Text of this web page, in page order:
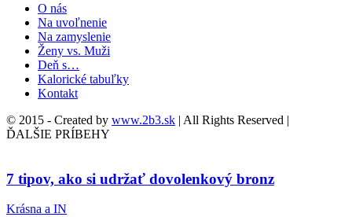
O nás
Na uvoľnenie
Na zamyslenie
Ženy vs. Muži
Deň s…
Kalorické tabuľky
Kontakt
© 2015 - Created by www.2b3.sk | All Rights Reserved |
ĎALŠIE PRÍBEHY
7 tipov, ako si udržať dovolenkový bronz
Krásna a IN